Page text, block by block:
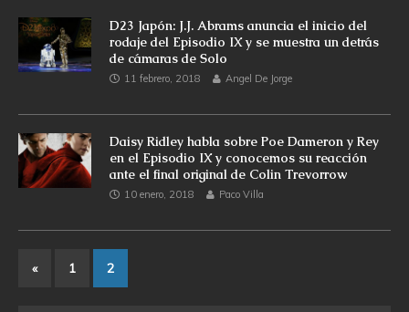
D23 Japón: J.J. Abrams anuncia el inicio del
rodaje del Episodio IX y se muestra un detrás
de cámaras de Solo
11 febrero, 2018 Angel De Jorge
Daisy Ridley habla sobre Poe Dameron y Rey
en el Episodio IX y conocemos su reacción
ante el final original de Colin Trevorrow
10 enero, 2018 Paco Villa
« 1 2